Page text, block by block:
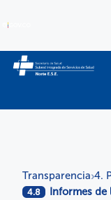
Transparencia›4.
4.8 Informes